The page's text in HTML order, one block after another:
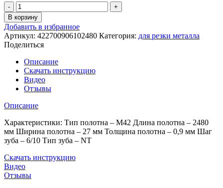
Количество
товара
Ленточная
пила
MESSER
М42
2480х27х0,9х6/10
NT
В корзину
Добавить в избранное
Артикул: 422700906102480 Категория: для резки металла
Поделиться
Описание
Скачать инструкцию
Видео
Отзывы
Описание
Характеристики: Тип полотна – M42 Длина полотна – 2480
мм Ширина полотна – 27 мм Толщина полотна – 0,9 мм Шаг
зуба – 6/10 Тип зуба – NT
Скачать инструкцию
Видео
Отзывы